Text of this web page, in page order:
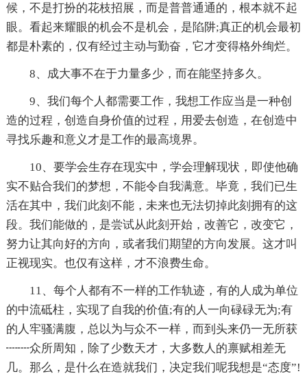
候，不是打扮的花枝招展，而是普普通通的，根本就不起
眼。看起来耀眼的机会不是机会，是陷阱;真正的机会最初
都是朴素的，仅有经过主动与勤奋，它才变得格外绚烂。
8、成大事不在于力量多少，而在能坚持多久。
9、我们每个人都需要工作，我想工作应当是一种创
造的过程，创造自身价值的过程，用爱去创造，在创造中
寻找乐趣和意义才是工作的最高境界。
10、要学会生存在现实中，学会理解现状，即使他确
实不贴合我们的梦想，不能令自我满意。毕竟，我们已生
活在其中，我们此刻不能，未来也无法切掉此刻拥有的这
段。我们能做的，是尝试从此刻开始，改善它，改变它，
努力让其向好的方向，或者我们期望的方向发展。这才叫
正视现实。也仅有这样，才不浪费生命。
11、每个人都有不一样的工作轨迹，有的人成为单位
的中流砥柱，实现了自我的价值;有的人一向碌碌无为;有
的人牢骚满腹，总以为与众不一样，而到头来仍一无所获
┉┉众所周知，除了少数天才，大多数人的禀赋相差无
几。那么，是什么在造就我们，决定我们呢我想是“态度”!